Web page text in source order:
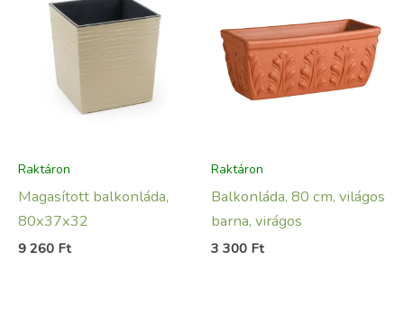
Raktáron
Magasított balkonláda,
80x37x32
9 260 Ft
Raktáron
Balkonláda, 80 cm, világos
barna, virágos
3 300 Ft